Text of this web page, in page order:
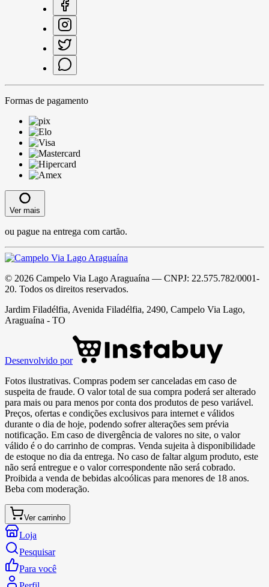
Formas de pagamento
Ver mais
ou pague na entrega com cartão.
© 2026 Campelo Via Lago Araguaína — CNPJ: 22.575.782/0001-
20. Todos os direitos reservados.
Jardim Filadélfia, Avenida Filadélfia, 2490, Campelo Via Lago,
Araguaína - TO
Desenvolvido por
Fotos ilustrativas. Compras podem ser canceladas em caso de
suspeita de fraude. O valor total de sua compra poderá ser alterado
para mais ou para menos por conta dos produtos de peso variável.
Preços, ofertas e condições exclusivos para internet e válidos
durante o dia de hoje, podendo sofrer alterações sem prévia
notificação. Em caso de divergência de valores no site, o valor
válido é o do carrinho de compras. Venda sujeita à disponibilidade
de estoque no dia da entrega. No caso de faltar algum produto, este
não será entregue e o valor correspondente não será cobrado.
Proibida a venda de bebidas alcoólicas para menores de 18 anos.
Beba com moderação.
Ver carrinho
Loja
Pesquisar
Para você